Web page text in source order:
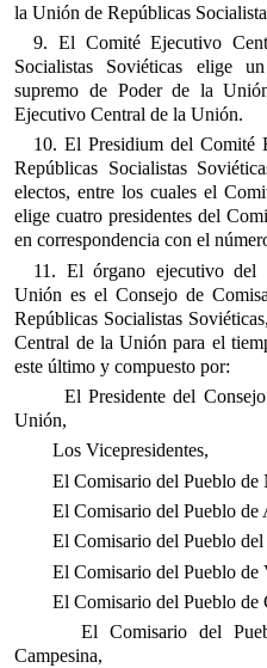
la Unión de Repúblicas
9. El Comité Ejecutivo
Socialistas Soviéticas elige
supremo de Poder de la
Ejecutivo Central de la Unión.
10. El Presidium del Comité
Repúblicas Socialistas
electos, entre los cuales el
elige cuatro presidentes del
en correspondencia con el
11. El órgano ejecutivo del
Unión es el Consejo de
Repúblicas Socialistas
Central de la Unión para el
este último y compuesto por:
El Presidente del Consejo
Unión,
Los Vicepresidentes,
El Comisario del Pueblo de
El Comisario del Pueblo de
El Comisario del Pueblo del
El Comisario del Pueblo de
El Comisario del Pueblo de
El Comisario del
Campesina,